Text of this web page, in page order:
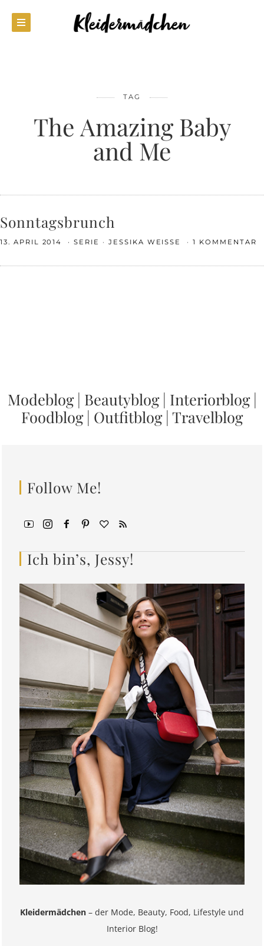
TAG
The Amazing Baby
and Me
Sonntagsbrunch
13. APRIL 2014 SERIE JESSIKA WEISSE 1 KOMMENTAR
Modeblog| Beautyblog| Interiorblog|
Foodblog| Outfitblog| Travelblog
Follow Me!
Ich bin’s, Jessy!
Kleidermädchen – der Mode, Beauty, Food, Lifestyle und
Interior Blog!